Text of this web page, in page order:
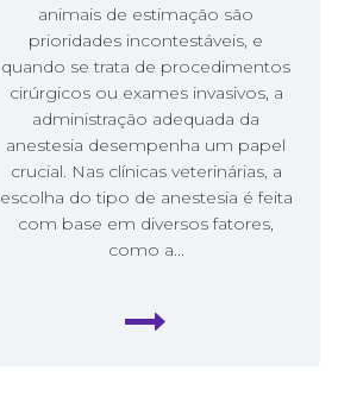
animais de estimação são
prioridades incontestáveis, e
quando se trata de procedimentos
cirúrgicos ou exames invasivos, a
administração adequada da
anestesia desempenha um papel
crucial. Nas clínicas veterinárias, a
escolha do tipo de anestesia é feita
com base em diversos fatores,
como a...